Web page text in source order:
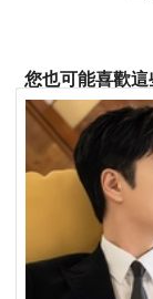
您也可能喜歡